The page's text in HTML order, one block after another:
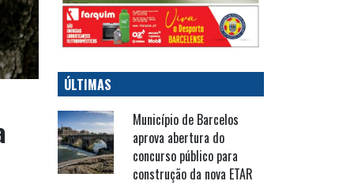
ÚLTIMAS
Município de Barcelos
aprova abertura do
concurso público para
construção da nova ETAR